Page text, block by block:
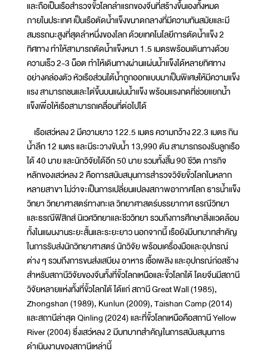
และถือเป็นเรือสำรวจขั้วโลกลำแรกของจีนที่สร้างขึ้นเองทั้งหมด
ภายในประเทศ เป็นเรือตัดน้ำแข็งขนาดกลางที่มีความทันสมัยและมี
สมรรถนะสูงที่สุดลำหนึ่งของโลก ด้วยเทคโนโลยีการตัดน้ำแข็ง 2
ทิศทาง ทำให้สามารถตัดน้ำแข็งหนา 1.5 เมตรพร้อมเดินทางด้วย
ความเร็ว 2-3 น็อต ทำให้เดินทางผ่านแผ่นน้ำแข็งได้หลายทิศทาง
อย่างคล่องตัว หัวเรือส่วนใต้น้ำถูกออกแบบมาเป็นพิเศษให้มีความแข็ง
แรง สามารถชนและไต่ขึ้นบนแผ่นน้ำแข็ง พร้อมแรงกดที่ช่วยแยกน้ำ
แข็งเพื่อให้เรือสามารถเคลื่อนที่ต่อไปได้
เรือเสว่หลง 2 มีความยาว 122.5 เมตร ความกว้าง 22.3 เมตร กิน
น้ำลึก 12 เมตร และมีระวางขับน้ำ 13,990 ตัน สามารถรองรับลูกเรือ
ได้ 40 นาย และนักวิจัยได้อีก 50 นาย รวมทั้งสิ้น 90 ชีวิต ภารกิจ
หลักของเสว่หลง 2 คือการสนับสนุนการสำรวจวิจัยขั้วโลกในหลาก
หลายสาขา ไม่ว่าจะเป็นการเปลี่ยนแปลงสภาพอากาศโลก ธารน้ำแข็ง
วิทยา วิทยาศาสตร์ทางทะเล วิทยาศาสตร์บรรยากาศ ธรณีวิทยา
และธรณีฟิสิกส์ นิเวศวิทยาและชีววิทยา รวมถึงการศึกษาสิ่งแวดล้อม
ทั้งในแผนงานระยะสั้นและระยะยาว นอกจากนี้ เรือยังมีบทบาทสำคัญ
ในการรับส่งนักวิทยาศาสตร์ นักวิจัย พร้อมเครื่องมือและอุปกรณ์
ต่าง ๆ รวมถึงการขนส่งเสบียง อาหาร เชื้อเพลิง และอุปกรณ์ก่อสร้าง
สำหรับสถานีวิจัยของจีนทั้งที่ขั้วโลกเหนือและขั้วโลกใต้ โดยจีนมีสถานี
วิจัยหลายแห่งทั้งที่ขั้วโลกใต้ ได้แก่ สถานี Great Wall (1985),
Zhongshan (1989), Kunlun (2009), Taishan Camp (2014)
และสถานีล่าสุด Qinling (2024) และที่ขั้วโลกเหนือคือสถานี Yellow
River (2004) ซึ่งเสว่หลง 2 มีบทบาทสำคัญในการสนับสนุนการ
ดำเนินงานของสถานีเหล่านี้